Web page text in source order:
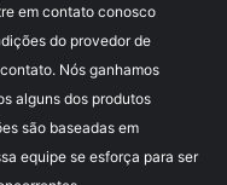
em contato conosco
do provedor de
Nós ganhamos
alguns dos produtos
são baseadas em
equipe se esforça para ser